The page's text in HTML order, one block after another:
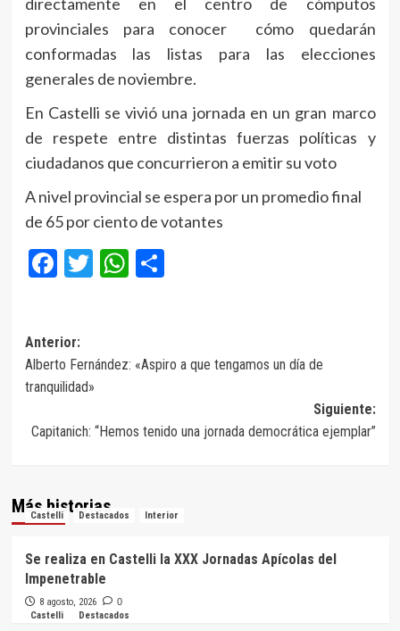
directamente en el centro de cómputos
provinciales para conocer cómo quedarán
conformadas las listas para las elecciones
generales de noviembre.
En Castelli se vivió una jornada en un gran marco
de respete entre distintas fuerzas políticas y
ciudadanos que concurrieron a emitir su voto
A nivel provincial se espera por un promedio final
de 65 por ciento de votantes
Facebook
Twitter
WhatsApp
Compartir
Navegación
de
entradas
Anterior:
Alberto Fernández: «Aspiro a que tengamos un día de
tranquilidad»
Siguiente:
Capitanich: “Hemos tenido una jornada democrática ejemplar”
Más historias
Castelli Destacados Interior
Se realiza en Castelli la XXX Jornadas Apícolas del
Impenetrable
8 agosto, 2026 0
Castelli Destacados